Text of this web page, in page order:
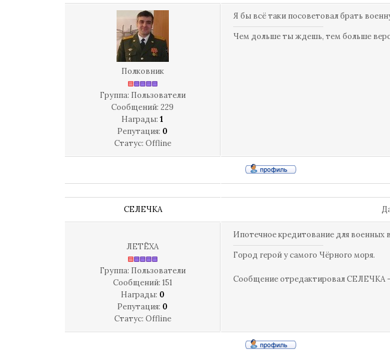
Полковник
Группа: Пользователи
Сообщений: 229
Награды: 1
Репутация: 0
Статус: Offline
Я бы всё таки посоветовал брать
Чем дольше ты ждешь, тем больше
СЕЛЕЧКА
ЛЕТЁХА
Группа: Пользователи
Сообщений: 151
Награды: 0
Репутация: 0
Статус: Offline
Ипотечное кредитование для военных
Город герой у самого Чёрного моря.
Сообщение отредактировалСЕЛЕЧКА-